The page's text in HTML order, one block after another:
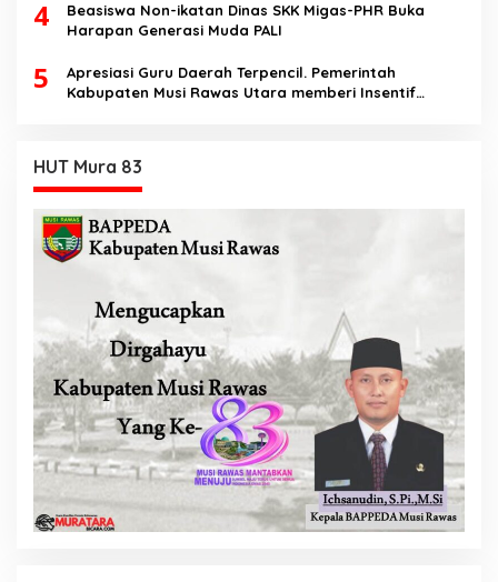
4
Beasiswa Non-ikatan Dinas SKK Migas-PHR Buka
Harapan Generasi Muda PALI
5
Apresiasi Guru Daerah Terpencil. Pemerintah
Kabupaten Musi Rawas Utara memberi Insentif
HUT Mura 83